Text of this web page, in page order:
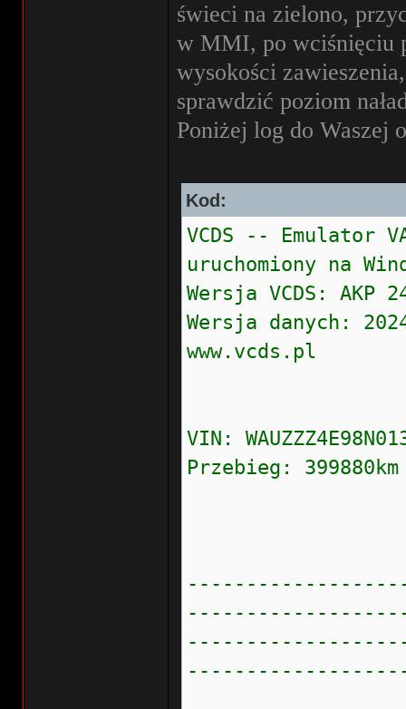
świeci na zielono,
w MMI, po wciśnięciu
wysokości
sprawdzić poziom
Poniżej log do Waszej
Kod:
VCDS -- Emulator
uruchomiony na
Wersja VCDS: AKP
Wersja danych:
www.vcds.pl
VIN:
Przebieg: